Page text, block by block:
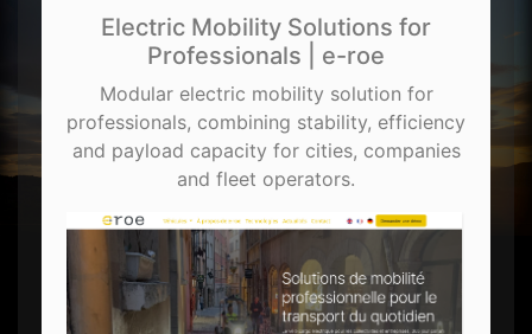
Electric Mobility Solutions for
Professionals | e-roe
Modular electric mobility solution for
professionals, combining stability, efficiency
and payload capacity for cities, companies
and fleet operators.